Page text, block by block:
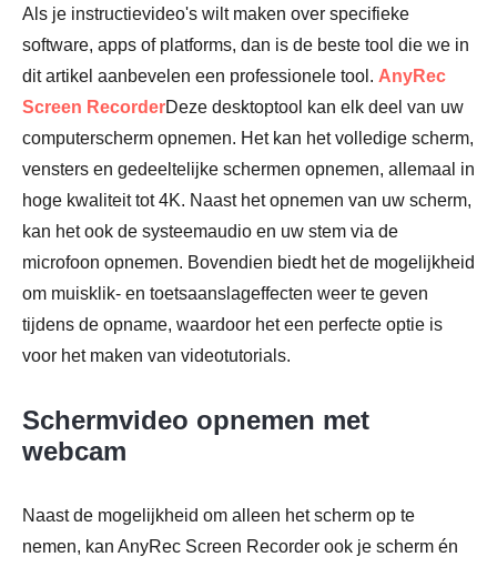
Als je instructievideo's wilt maken over specifieke
software, apps of platforms, dan is de beste tool die we in
dit artikel aanbevelen een professionele tool. AnyRec
Screen RecorderDeze desktoptool kan elk deel van uw
computerscherm opnemen. Het kan het volledige scherm,
vensters en gedeeltelijke schermen opnemen, allemaal in
hoge kwaliteit tot 4K. Naast het opnemen van uw scherm,
kan het ook de systeemaudio en uw stem via de
microfoon opnemen. Bovendien biedt het de mogelijkheid
om muisklik- en toetsaanslageffecten weer te geven
tijdens de opname, waardoor het een perfecte optie is
voor het maken van videotutorials.
Schermvideo opnemen met
webcam
Naast de mogelijkheid om alleen het scherm op te
nemen, kan AnyRec Screen Recorder ook je scherm én